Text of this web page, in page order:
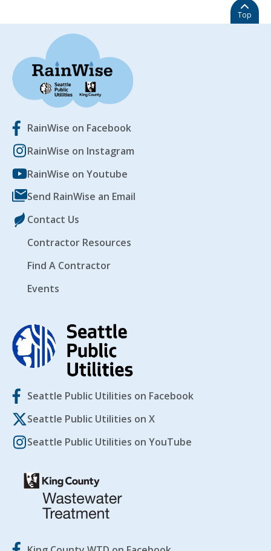
Top
RainWise on Facebook
RainWise on Instagram
RainWise on Youtube
Send RainWise an Email
Contact Us
Contractor Resources
Find A Contractor
Events
Seattle Public Utilities on Facebook
Seattle Public Utilities on X
Seattle Public Utilities on YouTube